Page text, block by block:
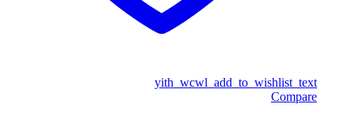
yith_wcwl_add_to_wishlist_text
Compare